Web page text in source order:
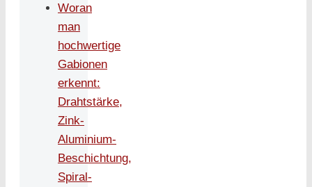
Woran
man
hochwertige
Gabionen
erkennt:
Drahtstärke,
Zink-
Aluminium-
Beschichtung,
Spiral-